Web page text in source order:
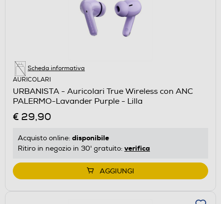
Scheda informativa
AURICOLARI
URBANISTA - Auricolari True Wireless con ANC
PALERMO-Lavander Purple - Lilla
€ 29,90
Acquisto online: disponibile
Ritiro in negozio in 30' gratuito: verifica
AGGIUNGI